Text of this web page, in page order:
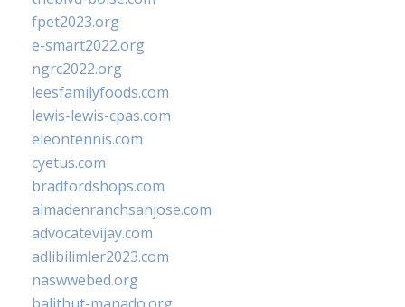
fpet2023.org
e-smart2022.org
ngrc2022.org
leesfamilyfoods.com
lewis-lewis-cpas.com
eleontennis.com
cyetus.com
bradfordshops.com
almadenranchsanjose.com
advocatevijay.com
adlibilimler2023.com
naswwebed.org